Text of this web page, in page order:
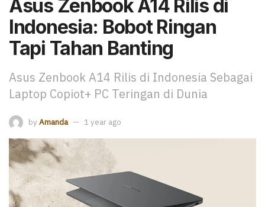
Asus Zenbook A14 Rilis di
Indonesia: Bobot Ringan
Tapi Tahan Banting
Asus Zenbook A14 Rilis di Indonesia Sebagai
Laptop Copiot+ PC Teringan di Dunia
by Amanda 1 year ago